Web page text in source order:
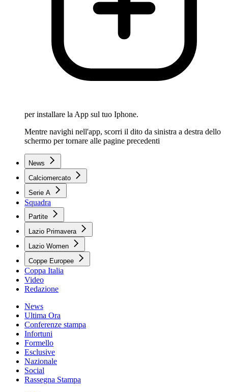
per installare la App sul tuo Iphone.
Mentre navighi nell'app, scorri il dito da sinistra a destra dello
schermo per tornare alle pagine precedenti
News
Calciomercato
Serie A
Squadra
Partite
Lazio Primavera
Lazio Women
Coppe Europee
Coppa Italia
Video
Redazione
News
Ultima Ora
Conferenze stampa
Infortuni
Formello
Esclusive
Nazionale
Social
Rassegna Stampa